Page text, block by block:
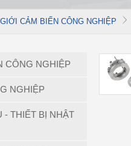
CẢM BIẾN CÔNG NGHIỆP
CÔNG NGHIỆP
NGHIỆP
- THIẾT BỊ NHẬT